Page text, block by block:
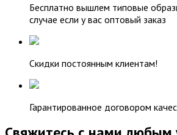
Бесплатно вышлем типовые
случае если у вас оптовый заказ
Скидки постоянным клиентам!
Гарантированное договором